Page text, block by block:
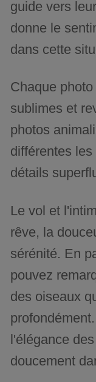
guide vers
donne le
dans cette
Chaque
sublimes et
photos
différentes
détails
Le vol et
rêve, la
sérénité. En
pouvez
des oiseaux
l'élégance
doucement